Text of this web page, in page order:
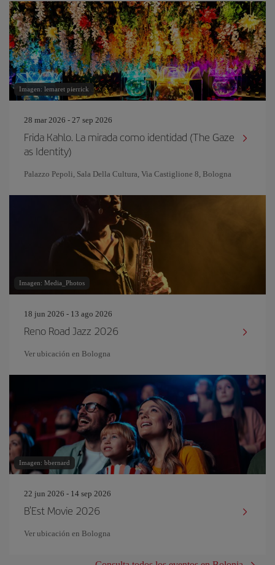
Imagen: lemaret pierrick
28 mar 2026 - 27 sep 2026
Frida Kahlo. La mirada como identidad (The Gaze
as Identity)
Palazzo Pepoli, Sala Della Cultura, Via Castiglione 8, Bologna
Imagen: Media_Photos
18 jun 2026 - 13 ago 2026
Reno Road Jazz 2026
Ver ubicación en Bologna
Imagen: bbernard
22 jun 2026 - 14 sep 2026
B'Est Movie 2026
Ver ubicación en Bologna